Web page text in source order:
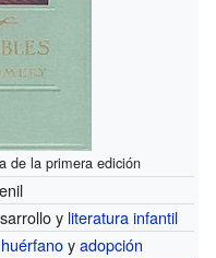
de la primera edición
y literatura infantil
huérfanoyadopción